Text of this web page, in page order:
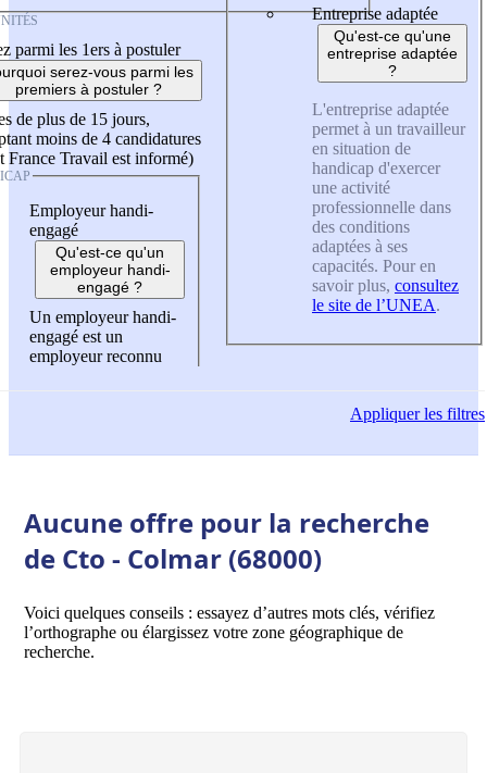
parmi les 1ers à postuler
serez-vous parmi les
premiers à postuler ?
de plus de 15 jours,
moins de 4 candidatures
France Travail est informé)
Employeur handi-
engagé
Qu'est-ce qu'un
employeur handi-
engagé ?
Un employeur handi-
engagé est un
employeur reconnu
Entreprise adaptée
Qu'est-ce qu'une
entreprise adaptée
?
L'entreprise adaptée
permet à un travailleur
en situation de
handicap d'exercer
une activité
professionnelle dans
des conditions
adaptées à ses
capacités. Pour en
savoir plus, consultez
le site de l’UNEA.
Appliquerles filtres
Aucune offre pour la recherche
de Cto - Colmar (68000)
Voici quelques conseils : essayez d’autres mots clés, vérifiez
l’orthographe ou élargissez votre zone géographique de
recherche.